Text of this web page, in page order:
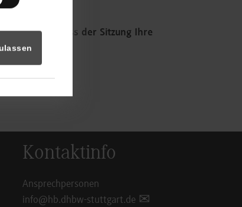
nach Abschluss der Sitzung Ihre
Kontaktinfo
Ansprechpersonen
info@hb.dhbw-stuttgart.de